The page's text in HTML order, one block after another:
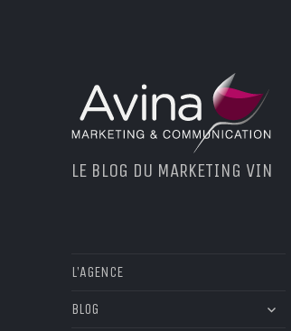
LE BLOG DU MARKETING VIN
L’AGENCE
BLOG
ouvrir